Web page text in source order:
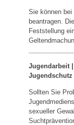
Sie können
beantragen.
Feststellung
Jugendarbeit
Jugendschutz
Sollten Sie
sexueller